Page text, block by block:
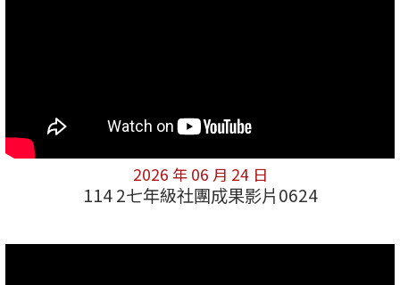
2026 年 06 月 24 日
114 2七年級社團成果影片0624